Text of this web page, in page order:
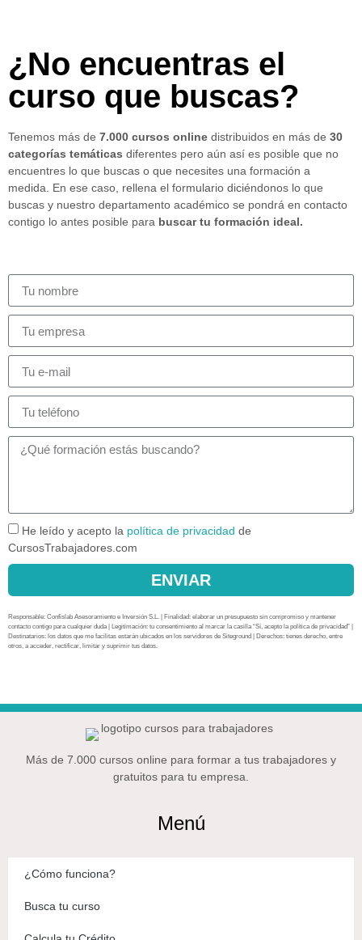
¿No encuentras el
curso que buscas?
Tenemos más de 7.000 cursos online distribuidos en más de 30
categorías temáticas diferentes pero aún así es posible que no
encuentres lo que buscas o que necesites una formación a
medida. En ese caso, rellena el formulario diciéndonos lo que
buscas y nuestro departamento académico se pondrá en contacto
contigo lo antes posible para buscar tu formación ideal.
He leído y acepto la política de privacidad de
CursosTrabajadores.com
ENVIAR
Responsable: Confislab Asesoramiento e Inversión S.L. | Finalidad: elaborar un presupuesto sin compromiso y mantener
contacto contigo para cualquier duda | Legitimación: tu consentimiento al marcar la casilla “Sí, acepto la política de privacidad” |
Destinatarios: los datos que me facilitas estarán ubicados en los servidores de Siteground | Derechos: tienes derecho, entre
otros, a acceder, rectificar, limitar y suprimir tus datos.
Más de 7.000 cursos online para formar a tus trabajadores y
gratuitos para tu empresa.
Menú
¿Cómo funciona?
Busca tu curso